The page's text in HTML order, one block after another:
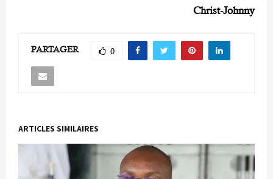
Christ-Johnny
PARTAGER 0
ARTICLES SIMILAIRES